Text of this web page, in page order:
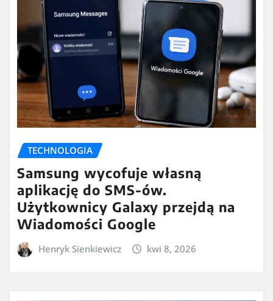
TECHNOLOGIA
Samsung wycofuje własną
aplikację do SMS-ów.
Użytkownicy Galaxy przejdą na
Wiadomości Google
Henryk Sienkiewicz kwi 8, 2026